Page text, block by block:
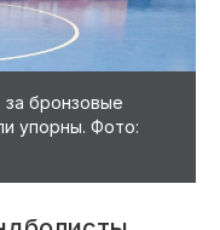
бронзовые
упорны. Фото: